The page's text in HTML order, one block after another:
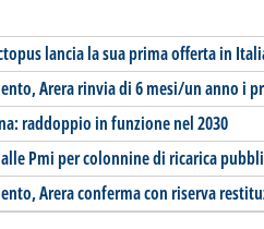
lancia la sua prima offerta in
Arera rinvia di 6 mesi/un anno i
raddoppio in funzione nel 2030
Pmi per colonnine di ricarica
Arera conferma con riserva